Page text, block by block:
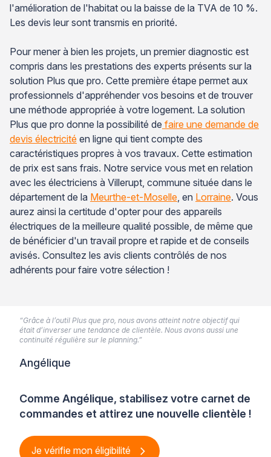
l'amélioration de l'habitat ou la baisse de la TVA de 10 %.
Les devis leur sont transmis en priorité.
Pour mener à bien les projets, un premier diagnostic est
compris dans les prestations des experts présents sur la
solution Plus que pro. Cette première étape permet aux
professionnels d'appréhender vos besoins et de trouver
une méthode appropriée à votre logement. La solution
Plus que pro donne la possibilité de faire une demande de
devis électricité en ligne qui tient compte des
caractéristiques propres à vos travaux. Cette estimation
de prix est sans frais. Notre service vous met en relation
avec les électriciens à Villerupt, commune située dans le
département de la Meurthe-et-Moselle , en Lorraine. Vous
aurez ainsi la certitude d'opter pour des appareils
électriques de la meilleure qualité possible, de même que
de bénéficier d'un travail propre et rapide et de conseils
avisés. Consultez les avis clients contrôlés de nos
adhérents pour faire votre sélection !
Comme Angélique, stabilisez votre carnet de
commandes et attirez une nouvelle clientèle !
Je vérifie mon éligibilité
“Grâce à l’outil Plus que pro, nous avons atteint notre objectif qui
était d’inverser une tendance de clientèle. Nous avons aussi une
continuité régulière sur le planning.”
Angélique